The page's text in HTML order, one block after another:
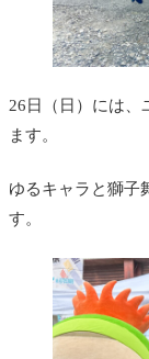
26日（日）には、
ます。
ゆるキャラと獅子
す。